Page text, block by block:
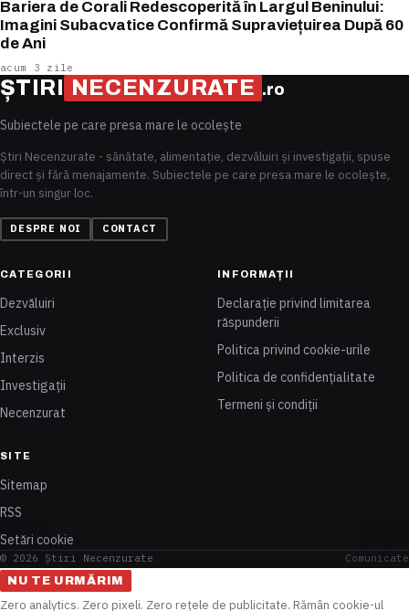
Bariera de Corali Redescoperită în Largul Beninului:
Imagini Subacvatice Confirmă Supraviețuirea După 60
de Ani
acum 3 zile
ȘTIRI NECENZURATE .ro
Subiectele pe care presa mare le ocolește
Știri Necenzurate - sănătate, alimentație, dezvăluiri și investigații, spuse
direct și fără menajamente. Subiectele pe care presa mare le ocolește,
într-un singur loc.
DESPRE NOI CONTACT
CATEGORII
Dezvăluiri
Exclusiv
Interzis
Investigații
Necenzurat
INFORMAȚII
Declarație privind limitarea
răspunderii
Politica privind cookie-urile
Politica de confidențialitate
Termeni și condiții
SITE
Sitemap
RSS
Setări cookie
© 2026 Știri Necenzurate
Comunicate
NU TE URMĂRIM
Zero analytics. Zero pixeli. Zero rețele de publicitate. Rămân cookie-ul